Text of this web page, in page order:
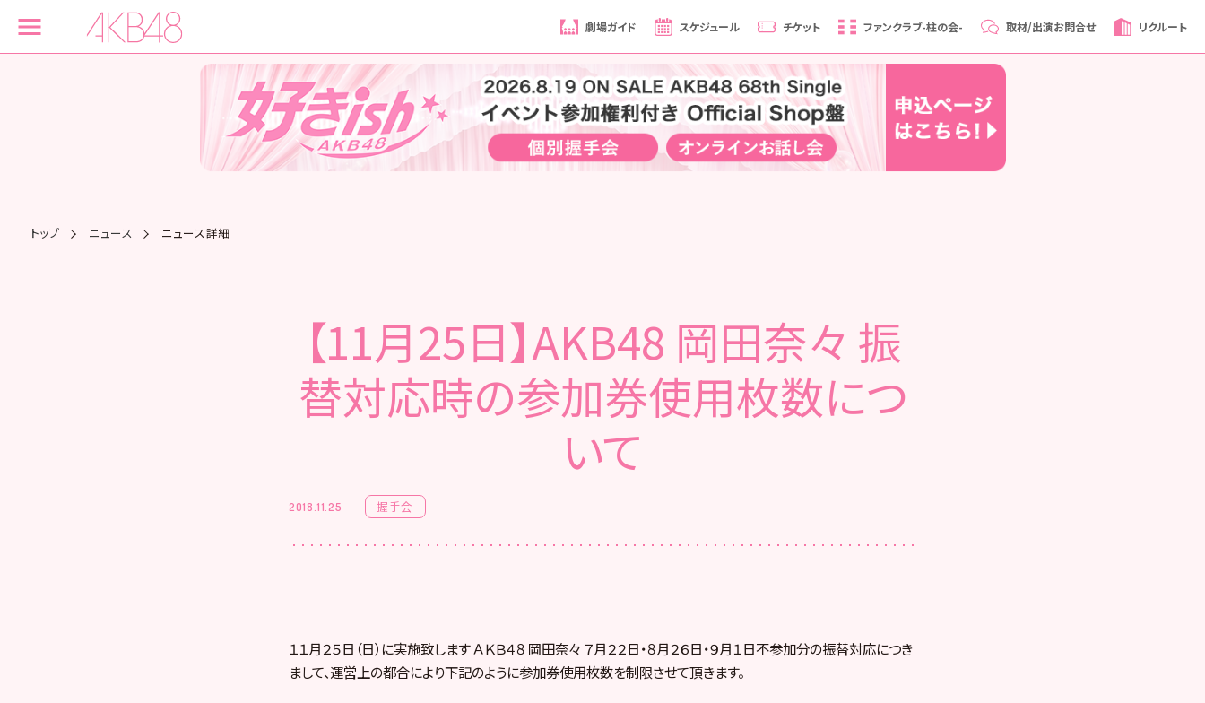
劇場ガイド スケジュール チケット ファンクラブ-柱の会- 取材/出演お問合せ リクルート
トップ ニュース ニュース詳細
【11月25日】AKB48 岡田奈々 振
替対応時の参加券使用枚数につ
いて
2018.11.25 握手会
１１月２５日（日）に実施致します ＡＫＢ４８ 岡田奈々 ７月２２日・８月２６日・９月１日不参加分の振替対応につき
まして、運営上の都合により下記のように参加券使用枚数を制限させて頂きます。